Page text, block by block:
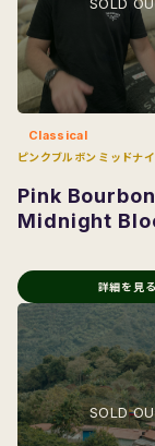
Classical
ピンクブルボン ミッドナ
Pink Bourbon
Midnight
詳細を見る